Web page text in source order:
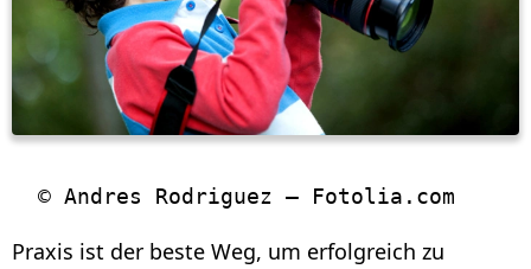
Praxis ist der beste Weg, um erfolgreich zu